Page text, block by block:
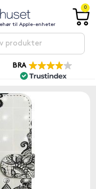
til Apple-enheter
0
BRA